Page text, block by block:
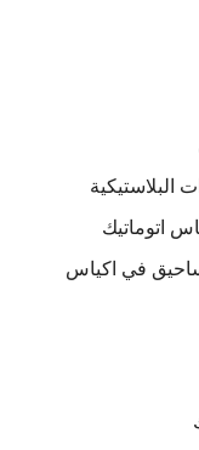
البلاستيكية
اتوماتيك
في اكياس